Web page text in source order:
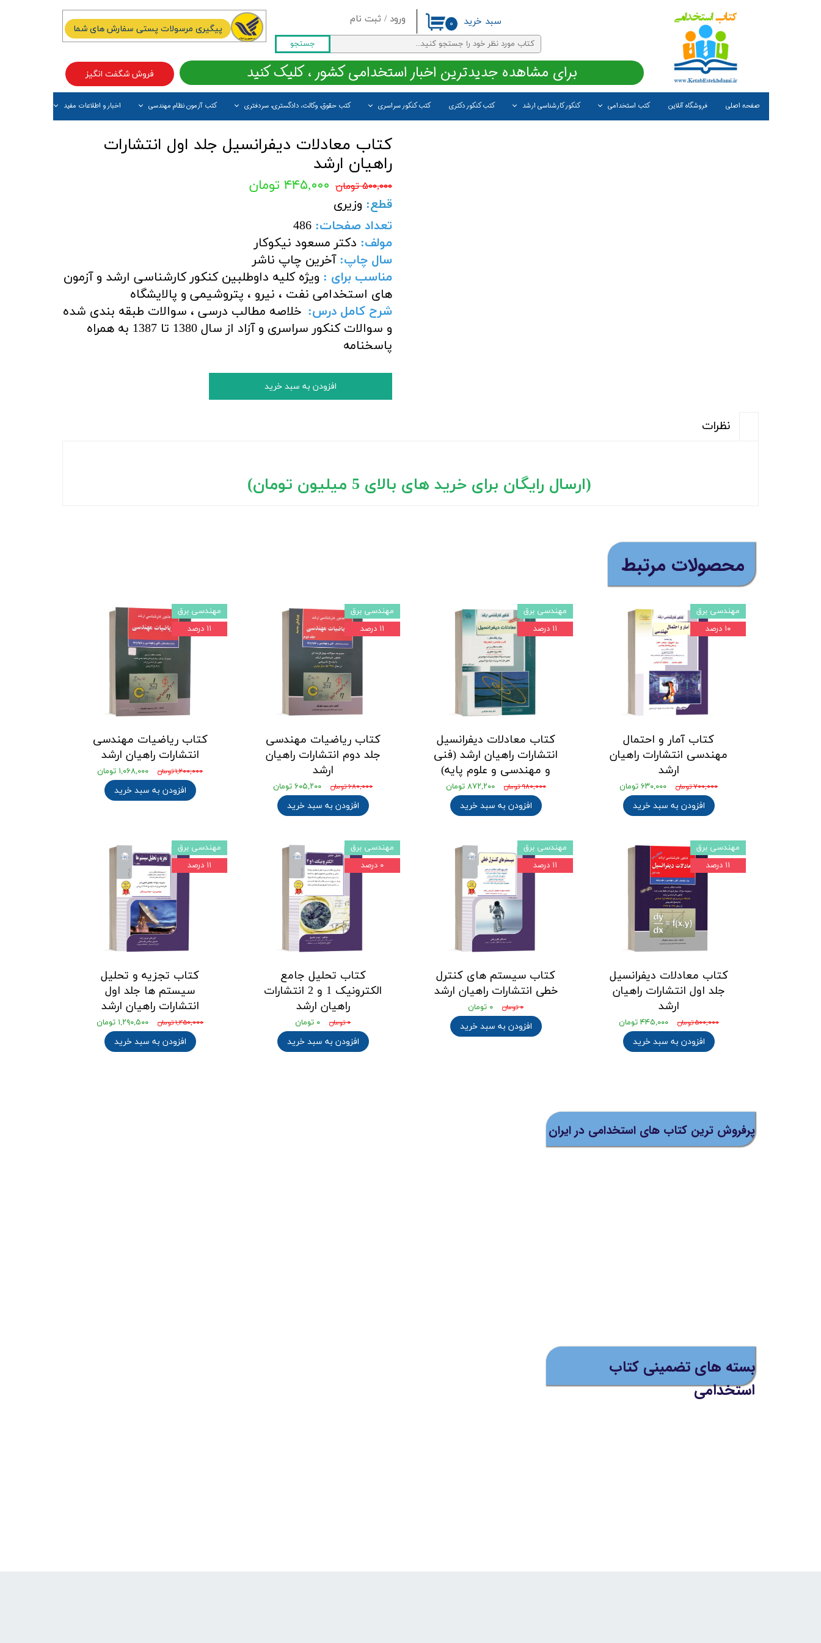
ورود / ثبت نام
حساب کاربری من
تغییر گذر واژه
سفارشات
خروج از حساب کاربری
جستجو
صفحه اصلی فروشگاه آنلاین کتب استخدامی کنکور کارشناسی ارشد کتب کنکور دکتری کتب کنکور سراسری کتب حقوق، وکالت، دادگستری، سردفتری کتب آزمون نظام مهندسی اخبار و اطلاعات مفید
۰ سبد خرید
فروش شگفت انگیز برای مشاهده جدیدترین اخبار استخدامی کشور ، کلیک کنید
پیگیری مرسولات پستی سفارش های شما
کتاب معادلات دیفرانسیل جلد اول انتشارات
راهیان ارشد
۵۰۰,۰۰۰ تومان ۴۴۵,۰۰۰ تومان
قطع: وزیری
تعداد صفحات: 486
مولف: دکتر مسعود نیکوکار
سال چاپ: آخرین چاپ ناشر
مناسب برای : ویژه کلیه داوطلبین کنکور کارشناسی ارشد و آزمون
های استخدامی نفت ، نیرو ، پتروشیمی و پالایشگاه
شرح کامل درس: خلاصه مطالب درسی ، سوالات طبقه بندی شده
و سوالات کنکور سراسری و آزاد از سال 1380 تا 1387 به همراه
پاسخنامه
افزودن به سبد خرید
نظرات
(ارسال رایگان برای خرید های بالای 5 میلیون تومان)
​محصولات مرتبط
کتاب آمار و احتمال
مهندسی انتشارات راهیان
ارشد
۷۰۰,۰۰۰ تومان ۶۳۰,۰۰۰ تومان
افزودن به سبد خرید
مهندسی برق
۱۰ درصد
کتاب معادلات دیفرانسیل
انتشارات راهیان ارشد (فنی
و مهندسی و علوم پایه)
۹۸۰,۰۰۰ تومان ۸۷۲,۲۰۰ تومان
افزودن به سبد خرید
مهندسی برق
۱۱ درصد
کتاب ریاضیات مهندسی
جلد دوم انتشارات راهیان
ارشد
۶۸۰,۰۰۰ تومان ۶۰۵,۲۰۰ تومان
افزودن به سبد خرید
مهندسی برق
۱۱ درصد
کتاب ریاضیات مهندسی
انتشارات راهیان ارشد
۱,۲۰۰,۰۰۰ تومان ۱,۰۶۸,۰۰۰ تومان
افزودن به سبد خرید
مهندسی برق
۱۱ درصد
کتاب معادلات دیفرانسیل
جلد اول انتشارات راهیان
ارشد
۵۰۰,۰۰۰ تومان ۴۴۵,۰۰۰ تومان
افزودن به سبد خرید
مهندسی برق
۱۱ درصد
کتاب سیستم های کنترل
خطی انتشارات راهیان ارشد
۰ تومان ۰ تومان
افزودن به سبد خرید
مهندسی برق
۱۱ درصد
کتاب تحلیل جامع
الکترونیک 1 و 2 انتشارات
راهیان ارشد
۰ تومان ۰ تومان
افزودن به سبد خرید
مهندسی برق
۰ درصد
کتاب تجزیه و تحلیل
سیستم ها جلد اول
انتشارات راهیان ارشد
۱,۴۵۰,۰۰۰ تومان ۱,۲۹۰,۵۰۰ تومان
افزودن به سبد خرید
مهندسی برق
۱۱ درصد
پرفروش ترین کتاب های استخدامی در ایران
بسته های تضمینی کتاب
استخدامی